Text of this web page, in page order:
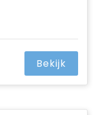
Bekijk